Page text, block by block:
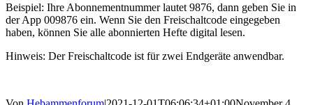
Beispiel: Ihre Abonnementnummer lautet 9876, dann geben Sie in
der App 009876 ein. Wenn Sie den Freischaltcode eingegeben
haben, können Sie alle abonnierten Hefte digital lesen.
Hinweis: Der Freischaltcode ist für zwei Endgeräte anwendbar.